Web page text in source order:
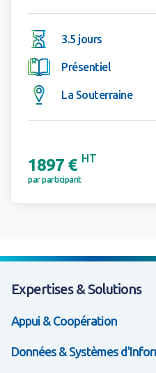
3.5 jours
Présentiel
La Souterraine
1897 € HT
par participant
Expertises & Solutions
Appui & Coopération
Données & Systèmes